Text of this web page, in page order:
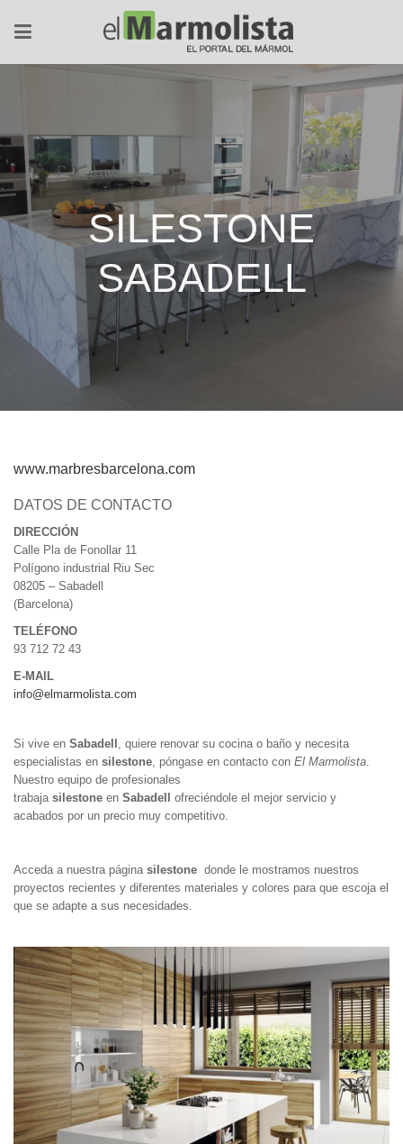
SILESTONE
SABADELL
www.marbresbarcelona.com
DATOS DE CONTACTO
DIRECCIÓN
Calle Pla de Fonollar 11
Polígono industrial Riu Sec
08205 – Sabadell
(Barcelona)
TELÉFONO
93 712 72 43
E-MAIL
info@elmarmolista.com
Si vive en Sabadell , quiere renovar su cocina o baño y necesita
especialistas en silestone, póngase en contacto con El Marmolista.
Nuestro equipo de profesionales
trabaja silestone en Sabadell ofreciéndole el mejor servicio y
acabados por un precio muy competitivo.
Acceda a nuestra página silestone donde le mostramos nuestros
proyectos recientes y diferentes materiales y colores para que escoja el
que se adapte a sus necesidades.